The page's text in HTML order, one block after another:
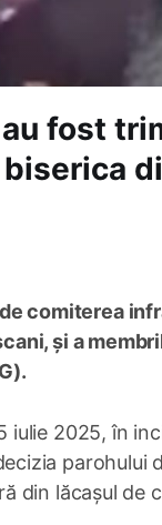
fost
comiterea
și a
iulie 2025, în
parohului
din lăcașul de